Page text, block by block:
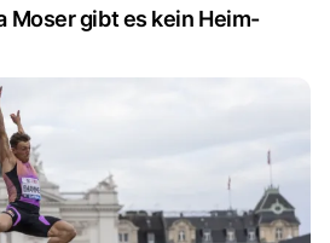
Moser gibt es kein Heim-